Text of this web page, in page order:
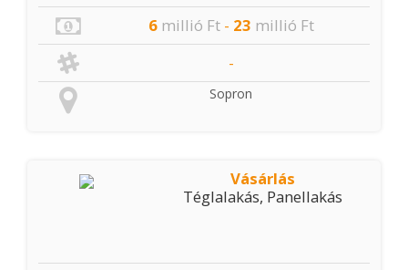
6 millió Ft- 23 millió Ft
-
Sopron
Vásárlás
Téglalakás, Panellakás